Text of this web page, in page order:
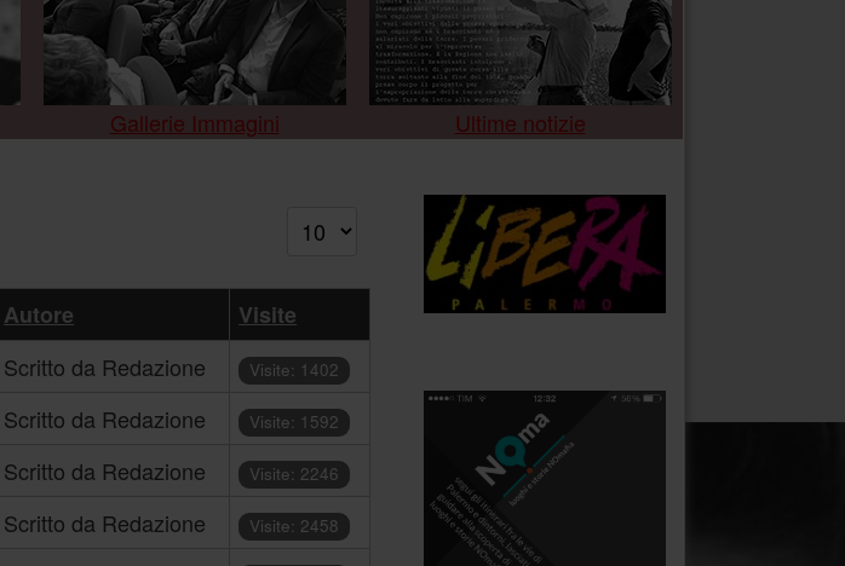
Gallerie Immagini Ultime notizie
Autore
Visite
Scritto da Redazione Visite: 1402
Scritto da Redazione Visite: 1592
Scritto da Redazione Visite: 2246
Scritto da Redazione Visite: 2458